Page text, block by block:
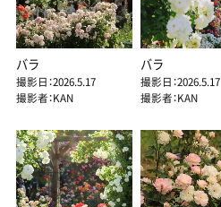
バラ
撮影日：2026.5.17
撮影者：KAN
バラ
撮影日：2026.5.17
撮影者：KAN